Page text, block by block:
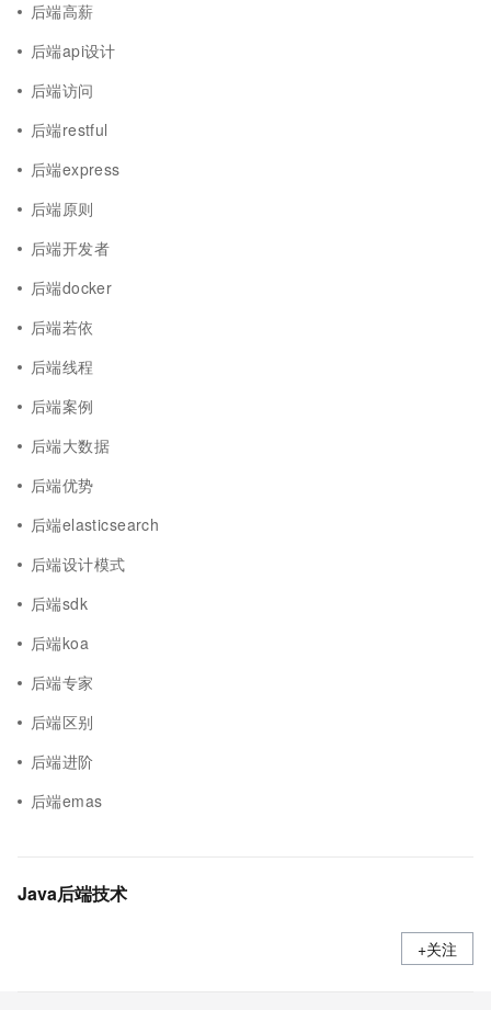
后端高薪
后端api设计
后端访问
后端restful
后端express
后端原则
后端开发者
后端docker
后端若依
后端线程
后端案例
后端大数据
后端优势
后端elasticsearch
后端设计模式
后端sdk
后端koa
后端专家
后端区别
后端进阶
后端emas
Java后端技术
+关注